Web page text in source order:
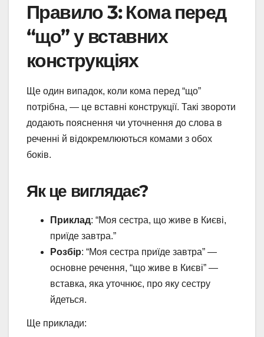
Правило 3: Кома перед
“що” у вставних
конструкціях
Ще один випадок, коли кома перед “що”
потрібна, — це вставні конструкції. Такі звороти
додають пояснення чи уточнення до слова в
реченні й відокремлюються комами з обох
боків.
Як це виглядає?
Приклад: “Моя сестра, що живе в Києві,
приїде завтра.”
Розбір: “Моя сестра приїде завтра” —
основне речення, “що живе в Києві” —
вставка, яка уточнює, про яку сестру
йдеться.
Ще приклади: